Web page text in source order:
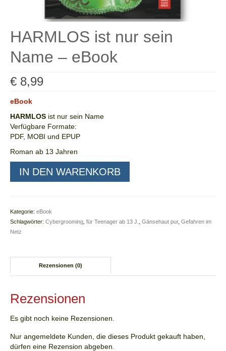
AGB
Datenschutz
Widerrufsbelehrung
Museumsbegleiter
Kinderbücher
Bilderbücher
Jugendbücher
Ortschroniken | Regionalia
AGs – Werkstätten – FeriPro
Schulprogramm
Download Formulare
Führungen
Lesungen
HARMLOS ist nur sein
Name – eBook
€ 8,99
eBook
HARMLOS ist nur sein Name
Verfügbare Formate:
PDF, MOBI und EPUP
Roman ab 13 Jahren
HARMLOS
eBook
IN DEN WARENKORB
Kategorie: eBook
Schlagwörter: Cybergrooming, für Teenager ab 13 J., Gänsehaut pur, Gefahren im
Netz
Rezensionen (0)
Rezensionen
Es gibt noch keine Rezensionen.
Nur angemeldete Kunden, die dieses Produkt gekauft haben,
dürfen eine Rezension abgeben.